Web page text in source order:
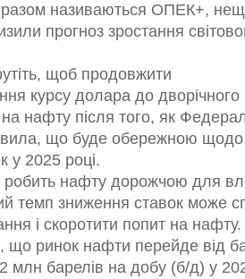
разом називаються ОПЕК+,
прогноз зростання
щоб продовжити
курсу долара до
нафту після того, як
що буде обережною щодо
у 2025 році.
нафту дорожчою для
темп зниження ставок може
і скоротити попит на нафту.
що ринок нафти перейде від
млн барелів на добу (б/д) у